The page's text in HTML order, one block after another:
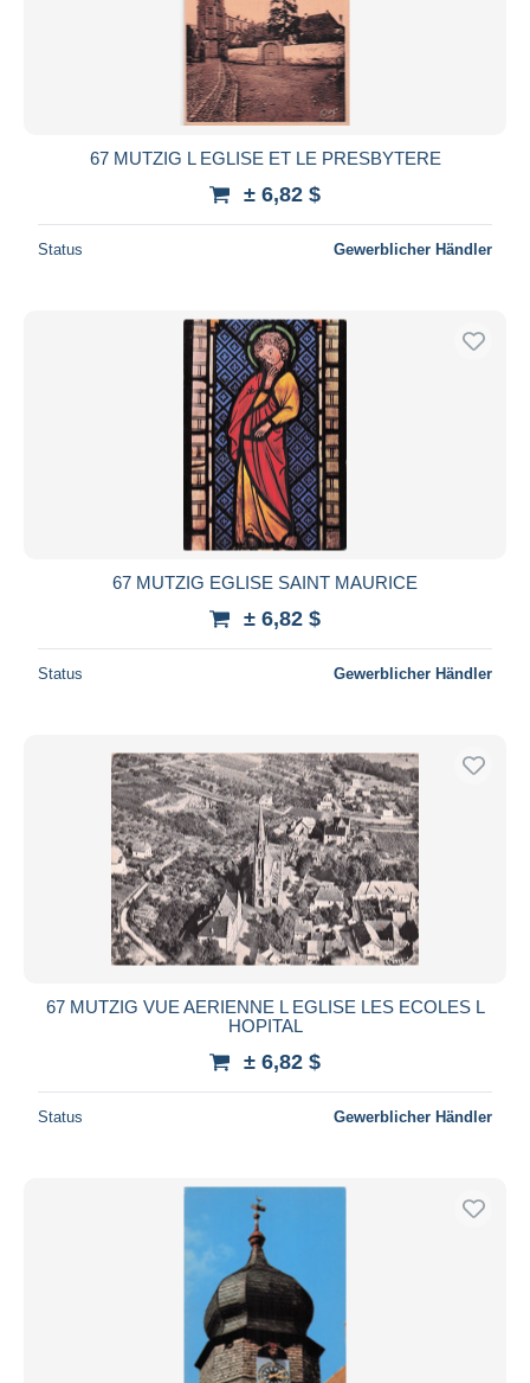
67 MUTZIG L EGLISE ET LE PRESBYTERE
± 6,82 $
Status Gewerblicher Händler
67 MUTZIG EGLISE SAINT MAURICE
± 6,82 $
Status Gewerblicher Händler
67 MUTZIG VUE AERIENNE L EGLISE LES ECOLES L
HOPITAL
± 6,82 $
Status Gewerblicher Händler